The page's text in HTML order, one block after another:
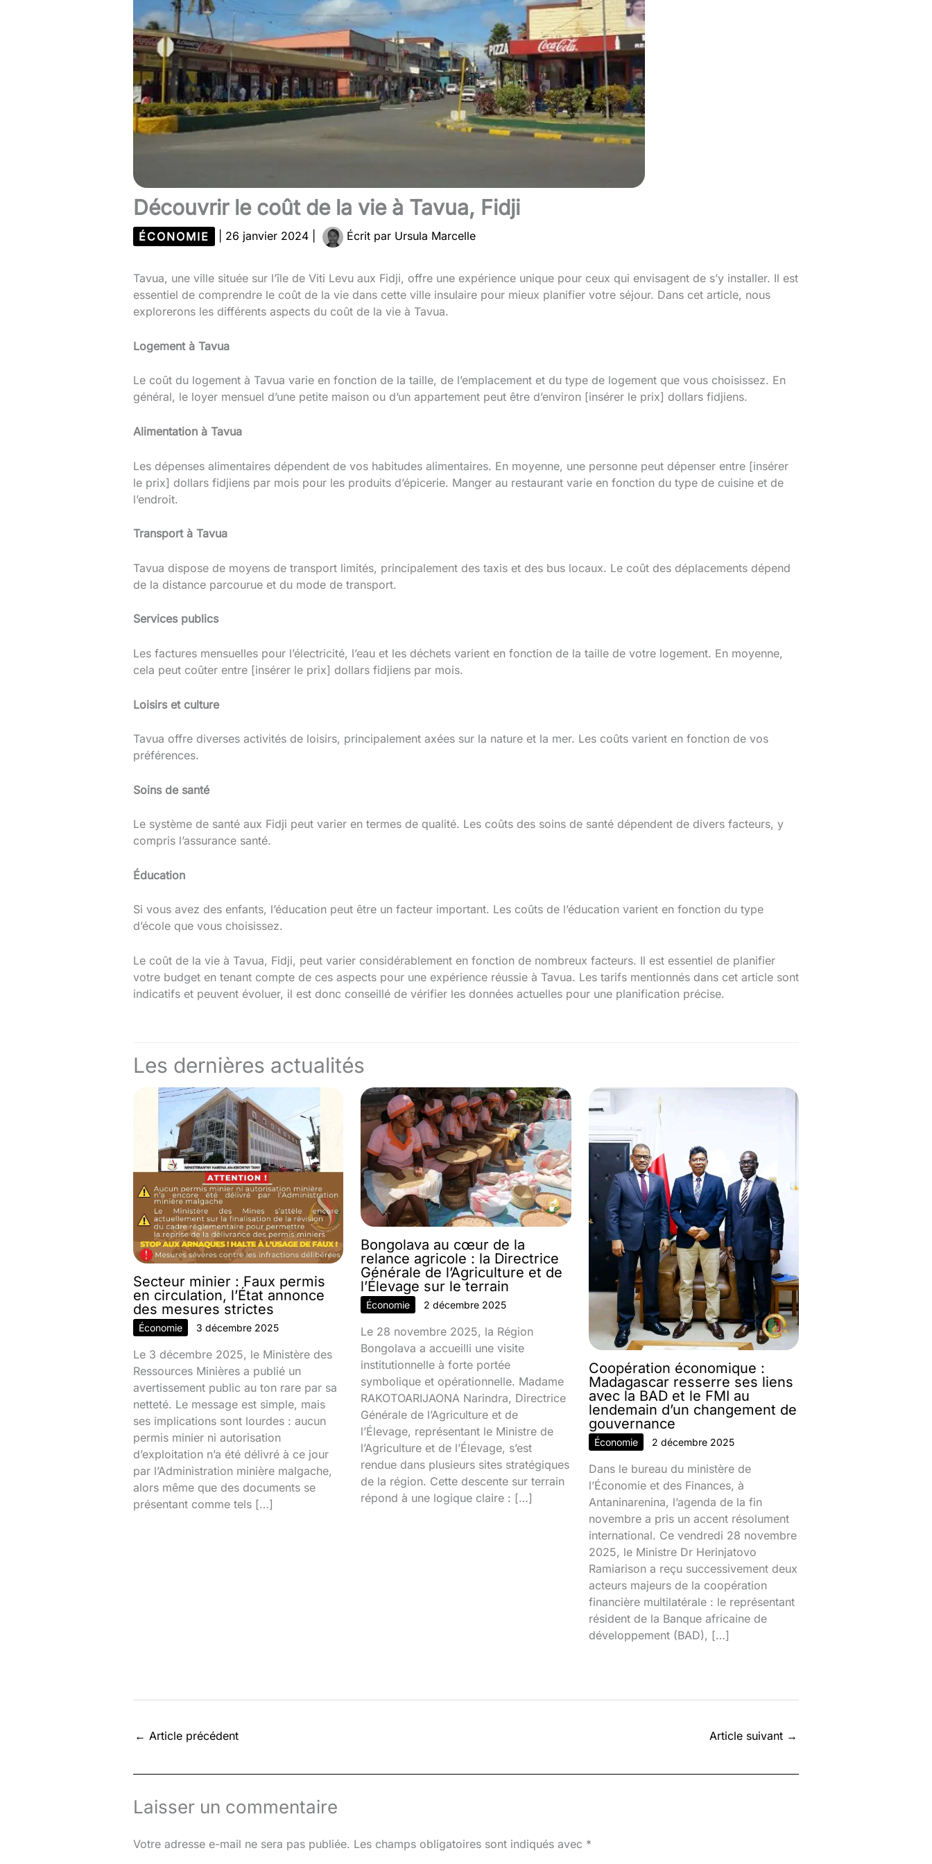
Découvrir le coût de la vie à Tavua, Fidji
ÉCONOMIE 26 janvier 2024 Écrit par Ursula Marcelle
Tavua, une ville située sur l’île de Viti Levu aux Fidji, offre une expérience unique pour ceux qui envisagent de s’y installer. Il est
essentiel de comprendre le coût de la vie dans cette ville insulaire pour mieux planifier votre séjour. Dans cet article, nous
explorerons les différents aspects du coût de la vie à Tavua.
Logement à Tavua
Le coût du logement à Tavua varie en fonction de la taille, de l’emplacement et du type de logement que vous choisissez. En
général, le loyer mensuel d’une petite maison ou d’un appartement peut être d’environ [insérer le prix] dollars fidjiens.
Alimentation à Tavua
Les dépenses alimentaires dépendent de vos habitudes alimentaires. En moyenne, une personne peut dépenser entre [insérer
le prix] dollars fidjiens par mois pour les produits d’épicerie. Manger au restaurant varie en fonction du type de cuisine et de
l’endroit.
Transport à Tavua
Tavua dispose de moyens de transport limités, principalement des taxis et des bus locaux. Le coût des déplacements dépend
de la distance parcourue et du mode de transport.
Services publics
Les factures mensuelles pour l’électricité, l’eau et les déchets varient en fonction de la taille de votre logement. En moyenne,
cela peut coûter entre [insérer le prix] dollars fidjiens par mois.
Loisirs et culture
Tavua offre diverses activités de loisirs, principalement axées sur la nature et la mer. Les coûts varient en fonction de vos
préférences.
Soins de santé
Le système de santé aux Fidji peut varier en termes de qualité. Les coûts des soins de santé dépendent de divers facteurs, y
compris l’assurance santé.
Éducation
Si vous avez des enfants, l’éducation peut être un facteur important. Les coûts de l’éducation varient en fonction du type
d’école que vous choisissez.
Le coût de la vie à Tavua, Fidji, peut varier considérablement en fonction de nombreux facteurs. Il est essentiel de planifier
votre budget en tenant compte de ces aspects pour une expérience réussie à Tavua. Les tarifs mentionnés dans cet article sont
indicatifs et peuvent évoluer, il est donc conseillé de vérifier les données actuelles pour une planification précise.
Les dernières actualités
Secteur minier : Faux permis
en circulation, l’État annonce
des mesures strictes
Économie 3 décembre 2025
Le 3 décembre 2025, le Ministère des
Ressources Minières a publié un
avertissement public au ton rare par sa
netteté. Le message est simple, mais
ses implications sont lourdes : aucun
permis minier ni autorisation
d’exploitation n’a été délivré à ce jour
par l’Administration minière malgache,
alors même que des documents se
présentant comme tels […]
Bongolava au cœur de la
relance agricole : la Directrice
Générale de l’Agriculture et de
l’Élevage sur le terrain
Économie 2 décembre 2025
Le 28 novembre 2025, la Région
Bongolava a accueilli une visite
institutionnelle à forte portée
symbolique et opérationnelle. Madame
RAKOTOARIJAONA Narindra, Directrice
Générale de l’Agriculture et de
l’Élevage, représentant le Ministre de
l’Agriculture et de l’Élevage, s’est
rendue dans plusieurs sites stratégiques
de la région. Cette descente sur terrain
répond à une logique claire : […]
Coopération économique :
Madagascar resserre ses liens
avec la BAD et le FMI au
lendemain d’un changement de
gouvernance
Économie 2 décembre 2025
Dans le bureau du ministère de
l’Économie et des Finances, à
Antaninarenina, l’agenda de la fin
novembre a pris un accent résolument
international. Ce vendredi 28 novembre
2025, le Ministre Dr Herinjatovo
Ramiarison a reçu successivement deux
acteurs majeurs de la coopération
financière multilatérale : le représentant
résident de la Banque africaine de
développement (BAD), […]
← Article précédent Article suivant →
Laisser un commentaire
Votre adresse e-mail ne sera pas publiée. Les champs obligatoires sont indiqués avec *